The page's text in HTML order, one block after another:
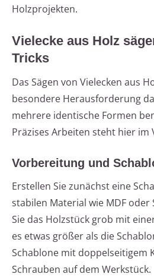
Holzprojekten.
Vielecke aus Holz
Tricks
Das Sägen von Vielecken aus
besondere Herausforderung
mehrere identische Formen
Präzises Arbeiten steht hier im
Vorbereitung und
Erstellen Sie zunächst eine
stabilen Material wie MDF oder
Sie das Holzstück grob mit
es etwas größer als die
Schablone mit doppelseitigem
Schrauben auf dem Werkstück.